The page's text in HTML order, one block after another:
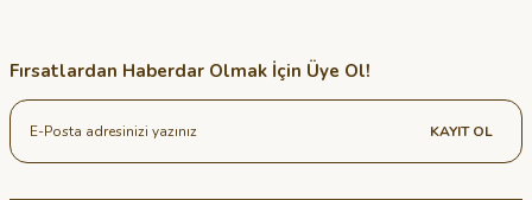
Fırsatlardan Haberdar Olmak İçin Üye Ol!
KAYIT OL